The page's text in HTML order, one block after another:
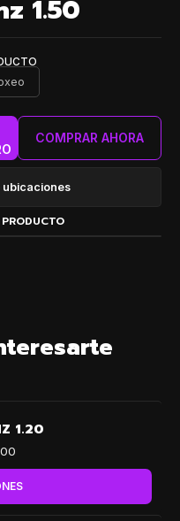
1.50
COMPRAR AHORA
ubicaciones
1.20